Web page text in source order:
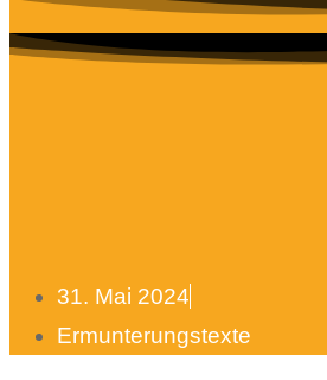
31. Mai 2024
Ermunterungstexte